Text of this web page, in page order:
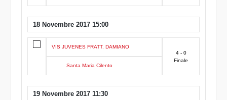
18 Novembre 2017 15:00
VIS JUVENES FRATT. DAMIANO
Santa Maria Cilento
4 - 0
Finale
19 Novembre 2017 11:30